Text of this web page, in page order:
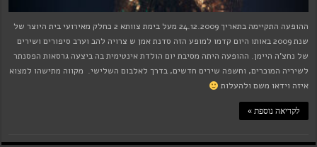
ההופעה התקיימה בתאריך 24.12.2009 מעל בימת צוותא 2 כחלק מאירועי בית היוצר של
שנת 2009 באותו היום קדמו למופע הזה סדנת אמן ש צרויה להב וערב סיפורים ושירים
של נחצ'ה היימן. ההופעה היתה מסיבת יום הולדת אינטימית בה ביצעה גרסאות הפסנתר
לשיריה המוכרים, וחשפה שירים חדשים, בדרך לאלבום השלישי. מקווה מתישהו למצוא
איזה וידאו משם ולהעלות
לקריאה נוספת »